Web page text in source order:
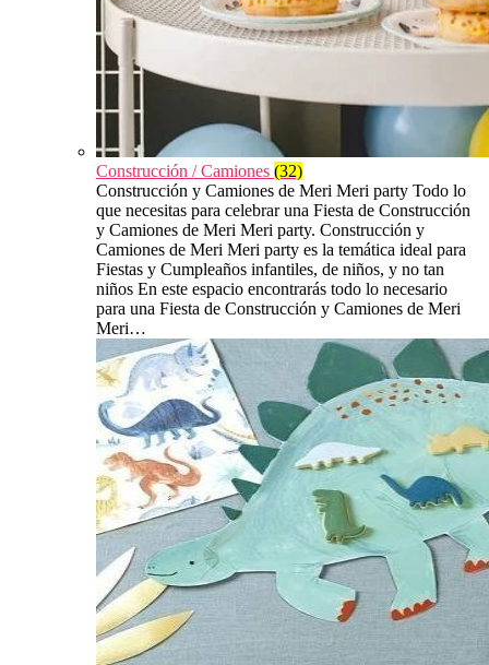
Construcción / Camiones (32)
Construcción y Camiones de Meri Meri party Todo lo
que necesitas para celebrar una Fiesta de Construcción
y Camiones de Meri Meri party. Construcción y
Camiones de Meri Meri party es la temática ideal para
Fiestas y Cumpleaños infantiles, de niños, y no tan
niños En este espacio encontrarás todo lo necesario
para una Fiesta de Construcción y Camiones de Meri
Meri…